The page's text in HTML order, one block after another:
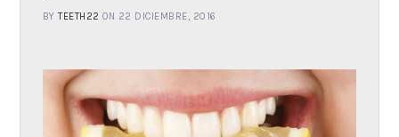
BYTEETH22 ON 22 DICIEMBRE, 2016